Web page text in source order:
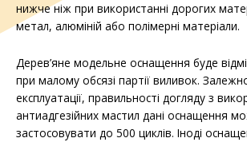
нижче ніж при використанні дорогих
метал, алюміній або полімерні матеріали.
Дерев’яне модельне оснащення буде
при малому обсязі партії виливок.
експлуатації, правильності догляду з
антиадгезійних мастил дані оснащення
застосовувати до 500 циклів. Іноді